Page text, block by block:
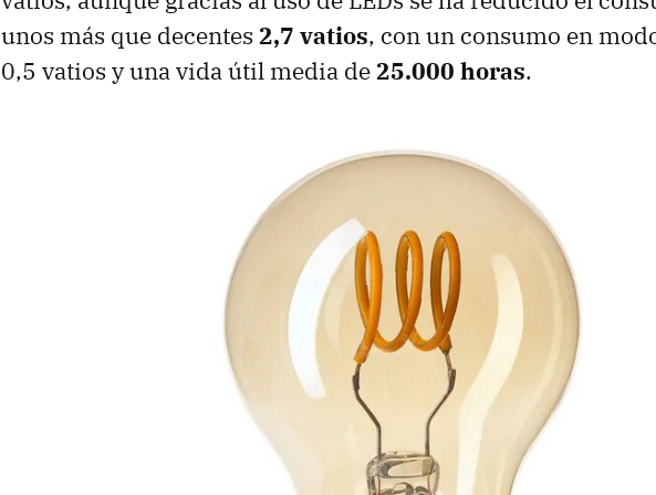
unos más que decentes 2,7 vatios, con un consumo en
0,5 vatios y una vida útil media de25.000 horas.